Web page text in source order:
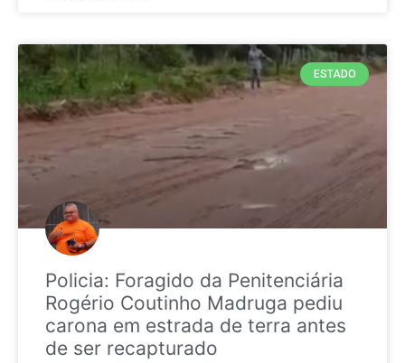
ESTADO
Policia: Foragido da Penitenciária
Rogério Coutinho Madruga pediu
carona em estrada de terra antes
de ser recapturado